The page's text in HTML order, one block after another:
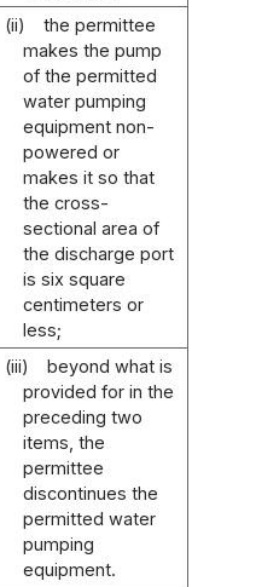
(ii)
the permittee
makes the pump
of the permitted
water pumping
equipment non-
powered or
makes it so that
the cross-
sectional area of
the discharge port
is six square
centimeters or
less;
(iii)
beyond what is
provided for in the
preceding two
items, the
permittee
discontinues the
permitted water
pumping
equipment.